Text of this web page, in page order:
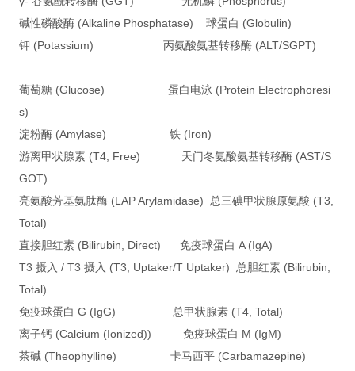
碱性磷酸酶 (Alkaline Phosphatase) 球蛋白 (Globulin)
钾 (Potassium) 丙氨酸氨基转移酶 (ALT/SGPT)
葡萄糖 (Glucose) 蛋白电泳 (Protein Electrophoresi
s)
淀粉酶 (Amylase) 铁 (Iron)
游离甲状腺素 (T4, Free) 天门冬氨酸氨基转移酶 (AST/S
GOT)
亮氨酸芳基氨肽酶 (LAP Arylamidase) 总三碘甲状腺原氨酸 (T3,
Total)
直接胆红素 (Bilirubin, Direct) 免疫球蛋白 A (IgA)
T3 摄入 / T3 摄入 (T3, Uptaker/T Uptaker) 总胆红素 (Bilirubin,
Total)
免疫球蛋白 G (IgG) 总甲状腺素 (T4, Total)
离子钙 (Calcium (Ionized)) 免疫球蛋白 M (IgM)
茶碱 (Theophylline) 卡马西平 (Carbamazepine)